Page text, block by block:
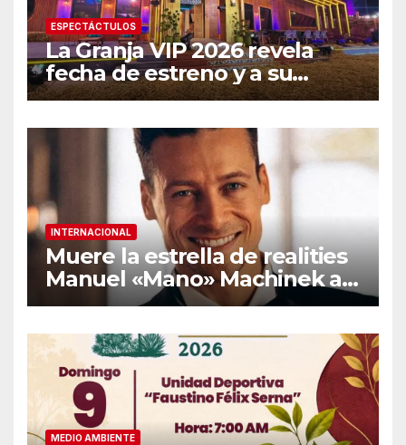
ESPECTÁCTULOS
La Granja VIP 2026 revela
fecha de estreno y a su
primer famoso confirmado
INTERNACIONAL
Muere la estrella de realities
Manuel «Mano» Machinek a
los 37 años
MEDIO AMBIENTE